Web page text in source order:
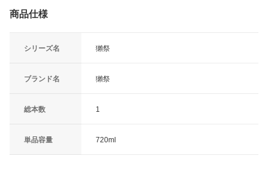
商品仕様
シリーズ名 獺祭
ブランド名 獺祭
総本数 1
単品容量 720ml